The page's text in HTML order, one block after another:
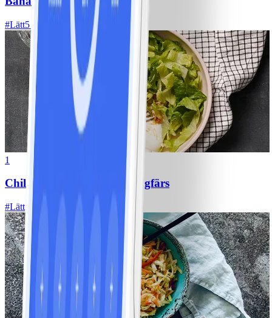
#Lätt5 MIN
1
Chili con carne med kycklingfärs
#Lätt